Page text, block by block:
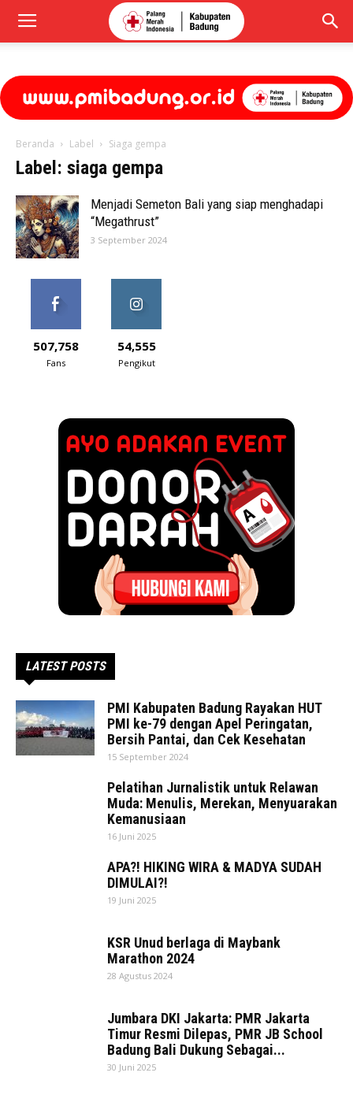
Beranda Label Siaga gempa
Label: siaga gempa
Menjadi Semeton Bali yang siap menghadapi
“Megathrust”
3 September 2024
507,758
Fans
54,555
Pengikut
LATEST POSTS
PMI Kabupaten Badung Rayakan HUT
PMI ke-79 dengan Apel Peringatan,
Bersih Pantai, dan Cek Kesehatan
15 September 2024
Pelatihan Jurnalistik untuk Relawan
Muda: Menulis, Merekan, Menyuarakan
Kemanusiaan
16 Juni 2025
APA?! HIKING WIRA & MADYA SUDAH
DIMULAI?!
19 Juni 2025
KSR Unud berlaga di Maybank
Marathon 2024
28 Agustus 2024
Jumbara DKI Jakarta: PMR Jakarta
Timur Resmi Dilepas, PMR JB School
Badung Bali Dukung Sebagai...
30 Juni 2025